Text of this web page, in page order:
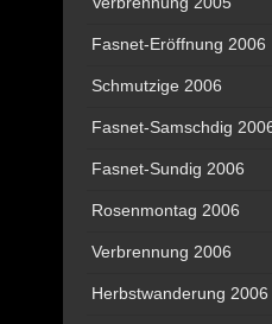
Fasnet-Eröffnung 2006
Schmutzige 2006
Fasnet-Samschdig
Fasnet-Sundig 2006
Rosenmontag 2006
Verbrennung 2006
Herbstwanderung 2006